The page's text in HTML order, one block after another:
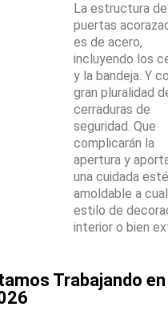
La estructura
puertas
es de acero,
incluyendo los
y la bandeja. Y
gran pluralidad
cerraduras de
seguridad. Que
complicarán la
apertura y
una cuidada
amoldable a
estilo de
interior o bien
Trabajando en